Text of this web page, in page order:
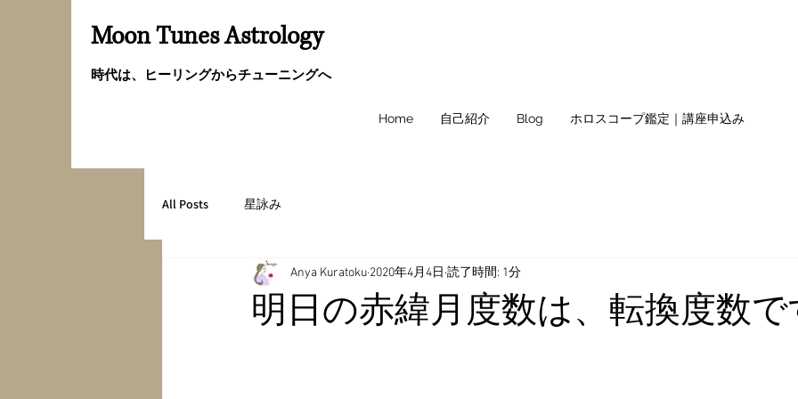
Moon Tunes Astrology
時代は、ヒーリングからチューニングへ
Home 自己紹介 Blog ホロスコープ鑑定｜講座申込み
All Posts 星詠み
明日の赤緯月度数は、転換度数で
Anya Kuratoku 2020年4月4日 読了時間: 1分